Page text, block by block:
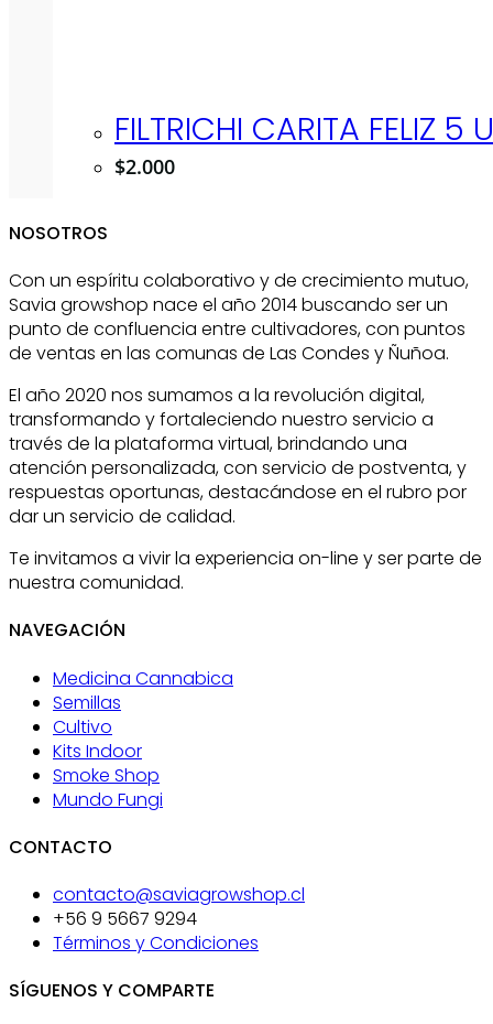
FILTRICHI CARITA FELIZ 5
$2.000
NOSOTROS
Con un espíritu colaborativo y de crecimiento mutuo,
Savia growshop nace el año 2014 buscando ser un
punto de confluencia entre cultivadores, con puntos
de ventas en las comunas de Las Condes y Ñuñoa.
El año 2020 nos sumamos a la revolución digital,
transformando y fortaleciendo nuestro servicio a
través de la plataforma virtual, brindando una
atención personalizada, con servicio de postventa, y
respuestas oportunas, destacándose en el rubro por
dar un servicio de calidad.
Te invitamos a vivir la experiencia on-line y ser parte de
nuestra comunidad.
NAVEGACIÓN
Medicina Cannabica
Semillas
Cultivo
Kits Indoor
Smoke Shop
Mundo Fungi
CONTACTO
contacto@saviagrowshop.cl
+56 9 5667 9294
Términos y Condiciones
SÍGUENOS Y COMPARTE